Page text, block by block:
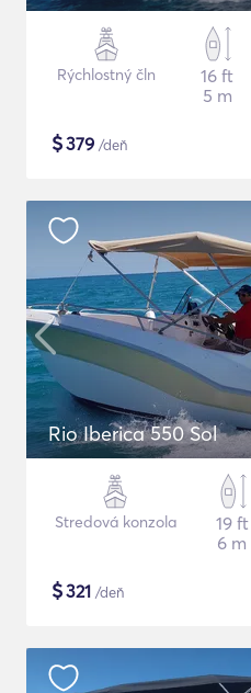
Rýchlostný čln
16 ft
5 m
$379 /deň
Rio Iberica 550 Sol
Stredová konzola
19 ft
6 m
$321 /deň